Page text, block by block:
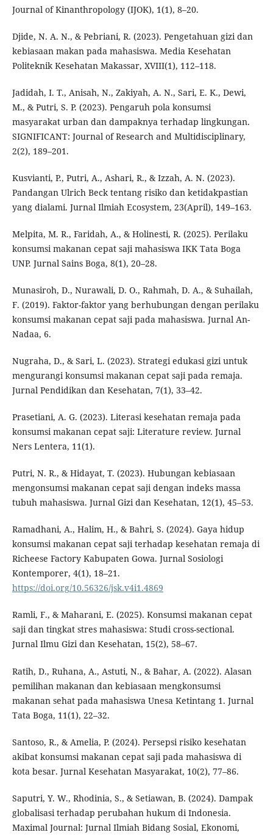
Journal of Kinanthropology (IJOK), 1(1), 8–20.
Djide, N. A. N., & Pebriani, R. (2023). Pengetahuan gizi dan
kebiasaan makan pada mahasiswa. Media Kesehatan
Politeknik Kesehatan Makassar, XVIII(1), 112–118.
Jadidah, I. T., Anisah, N., Zakiyah, A. N., Sari, E. K., Dewi,
M., & Putri, S. P. (2023). Pengaruh pola konsumsi
masyarakat urban dan dampaknya terhadap lingkungan.
SIGNIFICANT: Journal of Research and Multidisciplinary,
2(2), 189–201.
Kusvianti, P., Putri, A., Ashari, R., & Izzah, A. N. (2023).
Pandangan Ulrich Beck tentang risiko dan ketidakpastian
yang dialami. Jurnal Ilmiah Ecosystem, 23(April), 149–163.
Melpita, M. R., Faridah, A., & Holinesti, R. (2025). Perilaku
konsumsi makanan cepat saji mahasiswa IKK Tata Boga
UNP. Jurnal Sains Boga, 8(1), 20–28.
Munasiroh, D., Nurawali, D. O., Rahmah, D. A., & Suhailah,
F. (2019). Faktor-faktor yang berhubungan dengan perilaku
konsumsi makanan cepat saji pada mahasiswa. Jurnal An-
Nadaa, 6.
Nugraha, D., & Sari, L. (2023). Strategi edukasi gizi untuk
mengurangi konsumsi makanan cepat saji pada remaja.
Jurnal Pendidikan dan Kesehatan, 7(1), 33–42.
Prasetiani, A. G. (2023). Literasi kesehatan remaja pada
konsumsi makanan cepat saji: Literature review. Jurnal
Ners Lentera, 11(1).
Putri, N. R., & Hidayat, T. (2023). Hubungan kebiasaan
mengonsumsi makanan cepat saji dengan indeks massa
tubuh mahasiswa. Jurnal Gizi dan Kesehatan, 12(1), 45–53.
Ramadhani, A., Halim, H., & Bahri, S. (2024). Gaya hidup
konsumsi makanan cepat saji terhadap kesehatan remaja di
Richeese Factory Kabupaten Gowa. Jurnal Sosiologi
Kontemporer, 4(1), 18–21.
https://doi.org/10.56326/jsk.v4i1.4869
Ramli, F., & Maharani, E. (2025). Konsumsi makanan cepat
saji dan tingkat stres mahasiswa: Studi cross-sectional.
Jurnal Ilmu Gizi dan Kesehatan, 15(2), 58–67.
Ratih, D., Ruhana, A., Astuti, N., & Bahar, A. (2022). Alasan
pemilihan makanan dan kebiasaan mengkonsumsi
makanan sehat pada mahasiswa Unesa Ketintang 1. Jurnal
Tata Boga, 11(1), 22–32.
Santoso, R., & Amelia, P. (2024). Persepsi risiko kesehatan
akibat konsumsi makanan cepat saji pada mahasiswa di
kota besar. Jurnal Kesehatan Masyarakat, 10(2), 77–86.
Saputri, Y. W., Rhodinia, S., & Setiawan, B. (2024). Dampak
globalisasi terhadap perubahan hukum di Indonesia.
Maximal Journal: Jurnal Ilmiah Bidang Sosial, Ekonomi,